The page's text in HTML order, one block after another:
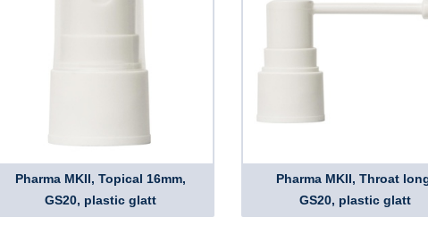
Pharma MKII, Topical 16mm,
GS20, plastic glatt
Pharma MKII, Throat
GS20, plastic glatt